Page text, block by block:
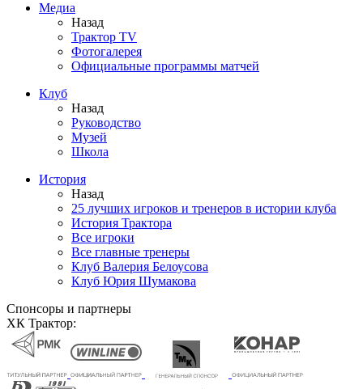
Медиа
Назад
Трактор TV
Фотогалерея
Официальные программы матчей
Клуб
Назад
Руководство
Музей
Школа
История
Назад
25 лучших игроков и тренеров в истории клуба
История Трактора
Все игроки
Все главные тренеры
Клуб Валерия Белоусова
Клуб Юрия Шумакова
Спонсоры и партнеры
ХК Трактор: